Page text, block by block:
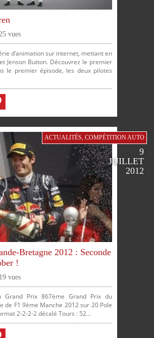
vues
d’animation sur internet, mettant en
Jenson Button. Découvrez le premier
le premier épisode, les deux pilotes
ACTUALITÉS, COMPÉTITION AUTO
9
JUILLET
2012
Bretagne 2012 : Seconde
!
vues
Grand Prix 867ème Grand Prix du
de F1 9ème Manche 2012 sur 20 Pole
2-2-2-2 décalé Tours : 52...